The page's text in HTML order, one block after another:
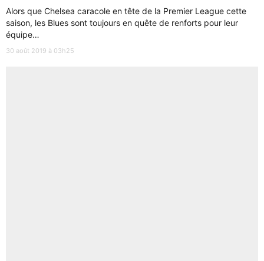
Alors que Chelsea caracole en tête de la Premier League cette
saison, les Blues sont toujours en quête de renforts pour leur
équipe…
30 août 2019 à 03h25